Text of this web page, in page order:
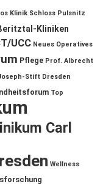
Klinik Schloss Pulsnitz
Kliniken
UCC Neues Operatives
Pflege Prof. Albrecht
Stift Dresden
Top
Carl
Wellness